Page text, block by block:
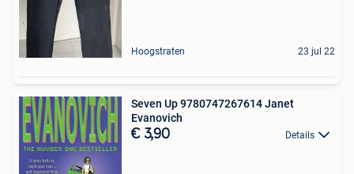
Hoogstraten 23 jul 22
Seven Up 9780747267614 Janet
Evanovich
€ 3,90 Details